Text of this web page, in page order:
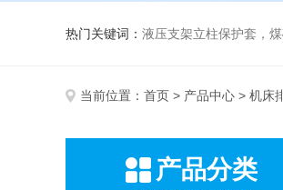
热门关键词： 液压支架立柱保护套，
当前位置： 首页 > 产品中心 > 机床
产品分类